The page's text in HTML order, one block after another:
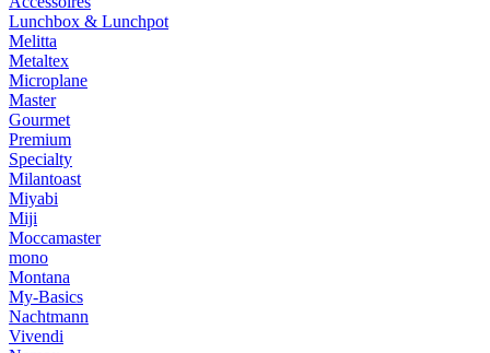
Lunchbox & Lunchpot
Melitta
Metaltex
Microplane
Master
Gourmet
Premium
Specialty
Milantoast
Miyabi
Miji
Moccamaster
mono
Montana
My-Basics
Nachtmann
Vivendi